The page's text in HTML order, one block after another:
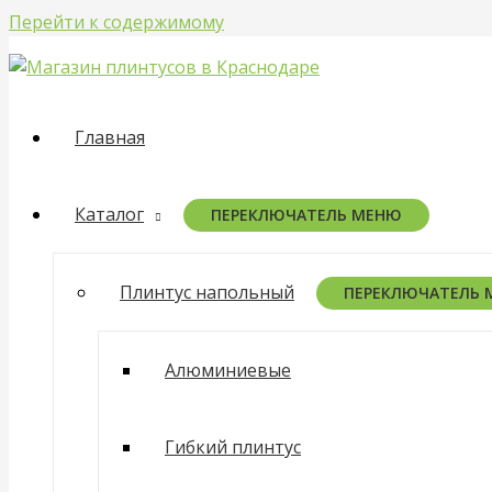
Перейти к содержимому
Главная
Каталог ПЕРЕКЛЮЧАТЕЛЬ МЕНЮ
Плинтус напольный ПЕРЕКЛЮЧАТЕЛЬ
Алюминиевые
Гибкий плинтус